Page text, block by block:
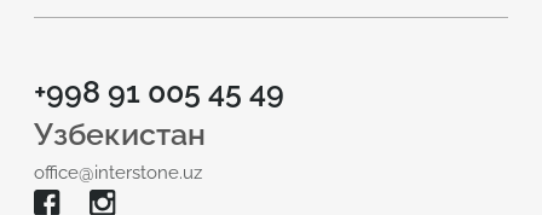
9006 Лимузен
Avant Quartz
+998 91 005 45 49
Узбекистан
office@interstone.uz